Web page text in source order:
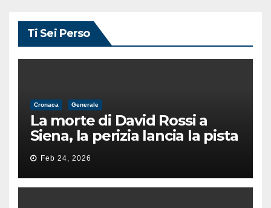
Ti Sei Perso
Cronaca Generale
La morte di David Rossi a
Siena, la perizia lancia la pista
di un’intimidazione finita
male
Feb 24, 2026